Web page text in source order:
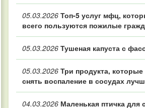
05.03.2026 Топ‑5 услуг мфц,
всего пользуются пожилые
05.03.2026 Тушеная капуста с
05.03.2026 Три продукта, которые
снять воспаление в сосудах
04.03.2026 Маленькая птичка для